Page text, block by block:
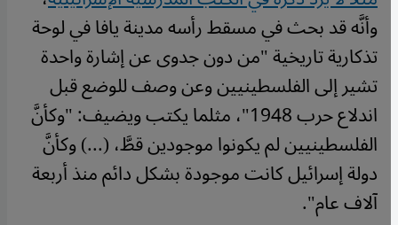
وأنَّه قد بحث في مسقط رأسه مدينة يافا في لوحة
تذكارية تاريخية "من دون جدوى عن إشارة واحدة
تشير إلى الفلسطينيين وعن وصف للوضع قبل
اندلاع حرب 1948"، مثلما يكتب ويضيف: "وكأنَّ
الفلسطينيين لم يكونوا موجودين قطَّ، (...) وكأنَّ
دولة إسرائيل كانت موجودة بشكل دائم منذ أربعة
آلاف عام".